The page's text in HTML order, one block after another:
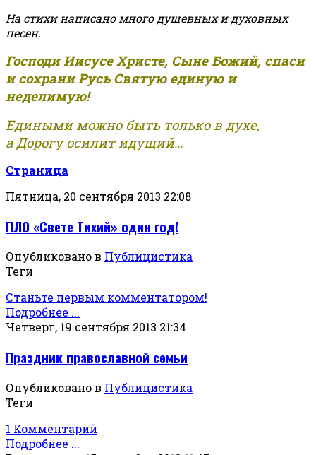
На стихи написано много душевных и духовных
песен.
Господи Иисусе Христе, Сыне Божий, спаси
и сохрани Русь Святую единую и
неделимую!
Едиными можно быть только в духе,
а Дорогу осилит идущий...
Страница
Пятница, 20 сентября 2013 22:08
ПЛО «Свете Тихий» один год!
Опубликовано в Публицистика
Теги
Станьте первым комментатором!
Подробнее ...
Четверг, 19 сентября 2013 21:34
Праздник православной семьи
Опубликовано в Публицистика
Теги
1 Комментарий
Подробнее ...